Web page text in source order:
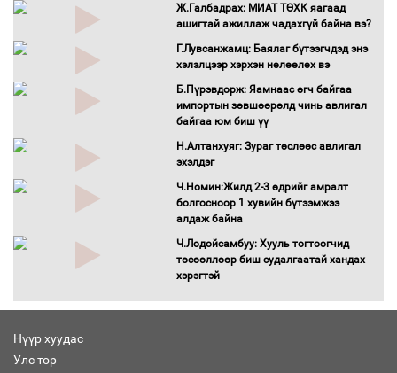
Хөшөө бүтсэн түүхийг өгүүлэх 7
Хөвсгөл нуурын лусыг тахих төрийн
тахилгын ёслол боллоо
“Хар жагсаалт”-ын асуудлыг цэгцлэх
чиглэлээр Монголбанкны удирдлагад
30 хоногийн хугацаатай үүрэг өглөө
Ерөнхий сайд Н.Учрал олимпиадын
өгөхөөр болов
Энэ намар 1-6 дугаар ангийн
үйлчилнэ
Аймгуудад баригдаж буй ДЦС-ын
төслийг үргэлжүүлэх чиглэл өглөө
Улсын хэмжээнд АИ-92 автобензиний
Ж.Галбадрах: МИАТ ТӨХК яагаад
ашигтай ажиллаж чадахгүй байна вэ?
Г.Лувсанжамц: Баялаг бүтээгчдэд энэ
хэлэлцээр хэрхэн нөлөөлөх вэ
Б.Пүрэвдорж: Яамнаас өгч байгаа
импортын зөвшөөрөлд чинь авлигал
байгаа юм биш үү
Н.Алтанхуяг: Зураг төслөөс авлигал
эхэлдэг
Ч.Номин:Жилд 2-3 өдрийг амралт
болгосноор 1 хувийн бүтээмжээ
алдаж байна
Ч.Лодойсамбуу: Хууль тогтоогчид
төсөөллөөр биш судалгаатай хандах
хэрэгтэй
Нүүр хуудас
Улс төр